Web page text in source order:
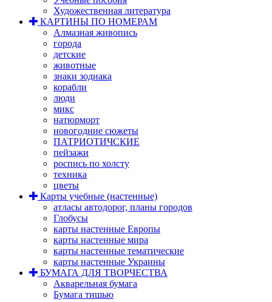
Художественная литература
КАРТИНЫ ПО НОМЕРАМ
Алмазная живопись
города
детские
животные
знаки зодиака
корабли
люди
микс
натюрморт
новогодние сюжеты
ПАТРИОТИЧСКИЕ
пейзажи
роспись по холсту
техника
цветы
Карты учебные (настенные)
атласы автодорог, планы городов
Глобусы
карты настенные Европы
карты настенные мира
карты настенные тематические
карты настенные Украины
БУМАГА ДЛЯ ТВОРЧЕСТВА
Акварельная бумага
Бумага тишью